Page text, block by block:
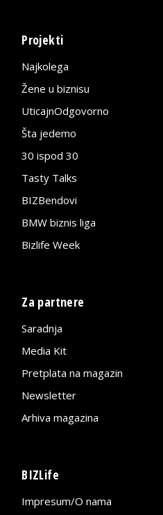
Projekti
Najkolega
Žene u biznisu
UticajnOdgovorno
Šta jedemo
30 ispod 30
Tasty Talks
BIZBendovi
BMW biznis liga
Bizlife Week
Za partnere
Saradnja
Media Kit
Pretplata na magazin
Newsletter
Arhiva magazina
BIZLife
Impresum/O nama